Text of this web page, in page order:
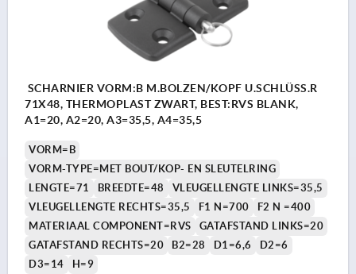
SCHARNIER VORM:B M.BOLZEN/KOPF U.SCHLÜSS.R
71X48, THERMOPLAST ZWART, BEST:RVS BLANK,
A1=20, A2=20, A3=35,5, A4=35,5
VORM=B
VORM-TYPE=MET BOUT/KOP- EN SLEUTELRING
LENGTE=71
BREEDTE=48
VLEUGELLENGTE LINKS=35,5
VLEUGELLENGTE RECHTS=35,5
F1 N=700
F2 N =400
MATERIAAL COMPONENT=RVS
GATAFSTAND LINKS=20
GATAFSTAND RECHTS=20
B2=28 D1=6,6
D2=6
D3=14
H=9